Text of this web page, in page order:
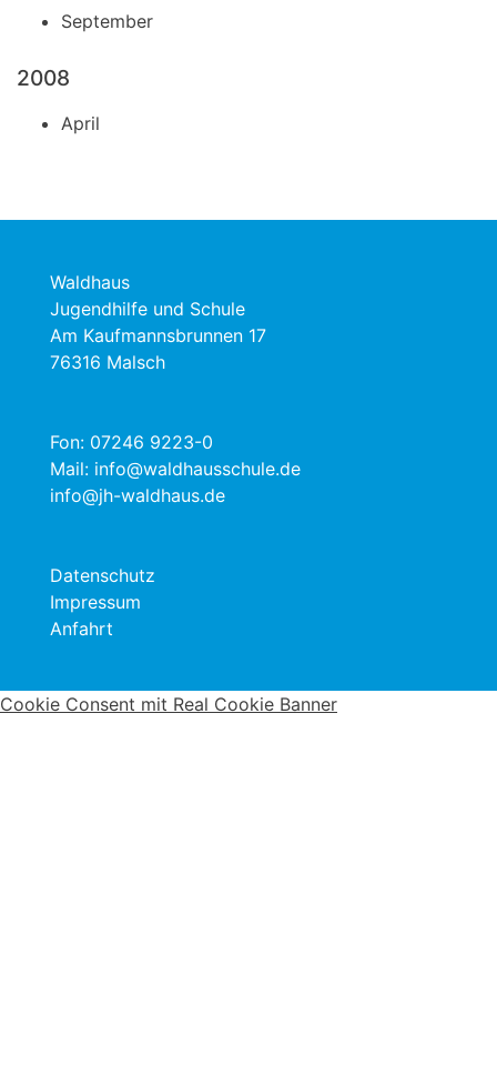
September
2008
April
Waldhaus
Jugendhilfe und Schule
Am Kaufmannsbrunnen 17
76316 Malsch
Fon: 07246 9223-0
Mail: info@waldhausschule.de
info@jh-waldhaus.de
Datenschutz
Impressum
Anfahrt
Cookie Consent mit Real Cookie Banner